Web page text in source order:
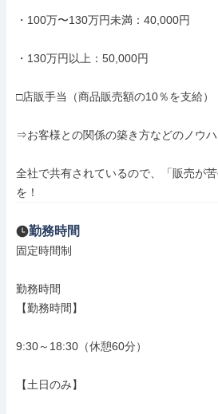
・100万〜130万円未満：40,000円
・130万円以上：50,000円
□店販手当（商品販売額の10％を支給）
⇒お客様との関係の築き方などのノウハ
全社で共有されているので、「販売が
を！
勤務時間
固定時間制
勤務時間
【勤務時間】
9:30～18:30（休憩60分）
【土日のみ】